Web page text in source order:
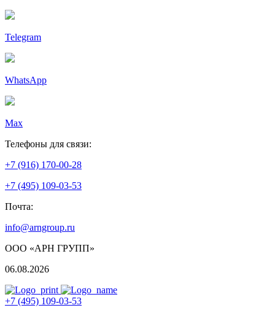
Telegram
WhatsApp
Max
Телефоны для связи:
+7 (916) 170-00-28
+7 (495) 109-03-53
Почта:
info@arngroup.ru
ООО «АРН ГРУПП»
06.08.2026
+7 (495) 109-03-53